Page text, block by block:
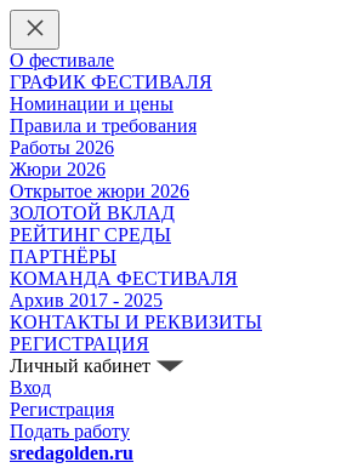
О фестивале
ГРАФИК ФЕСТИВАЛЯ
Номинации и цены
Правила и требования
Работы 2026
Жюри 2026
Открытое жюри 2026
ЗОЛОТОЙ ВКЛАД
РЕЙТИНГ СРЕДЫ
ПАРТНЁРЫ
КОМАНДА ФЕСТИВАЛЯ
Архив 2017 - 2025
КОНТАКТЫ И РЕКВИЗИТЫ
РЕГИСТРАЦИЯ
Личный кабинет
Вход
Регистрация
Подать работу
sredagolden.ru